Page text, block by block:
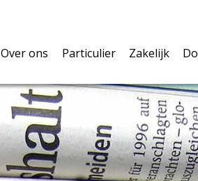
Over ons
Over ons
Volmacht
Privacy
Particulier
Verzekeringen
Pensioen & Leven
Hypotheken
Zakelijk
U als
De
De